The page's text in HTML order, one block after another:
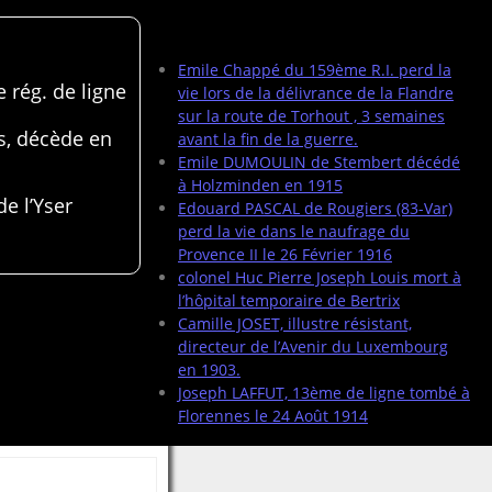
Emile Chappé du 159ème R.I. perd la
vie lors de la délivrance de la Flandre
sur la route de Torhout , 3 semaines
avant la fin de la guerre.
Emile DUMOULIN de Stembert décédé
à Holzminden en 1915
Edouard PASCAL de Rougiers (83-Var)
perd la vie dans le naufrage du
Provence II le 26 Février 1916
colonel Huc Pierre Joseph Louis mort à
l’hôpital temporaire de Bertrix
Camille JOSET, illustre résistant,
directeur de l’Avenir du Luxembourg
en 1903.
Joseph LAFFUT, 13ème de ligne tombé à
Florennes le 24 Août 1914
rég. de ligne
décède en
l’Yser